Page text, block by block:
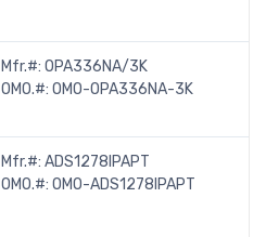
Mfr.#: OPA336NA/3K
OMO.#: OMO-OPA336NA-3K
Mfr.#: ADS1278IPAPT
OMO.#: OMO-ADS1278IPAPT